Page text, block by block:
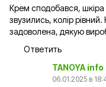
Крем сподобався,
звузились, колір
задоволена, дякую
Ответить
TANOYA
06.01.2025 в